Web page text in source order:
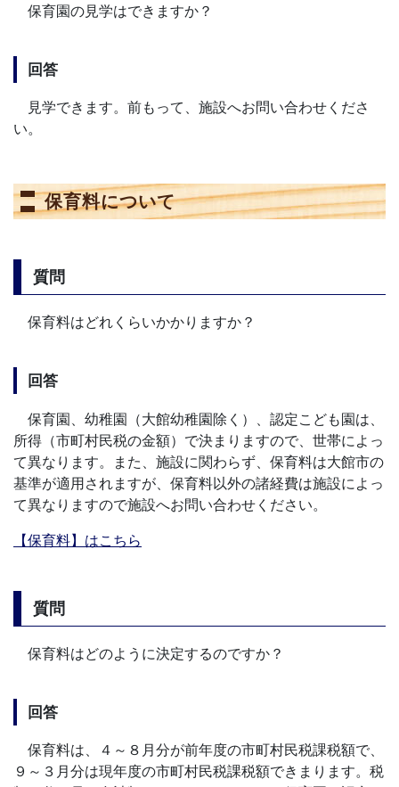
保育園の見学はできますか？
回答
見学できます。前もって、施設へお問い合わせくださ
い。
保育料について
質問
保育料はどれくらいかかりますか？
回答
保育園、幼稚園（大館幼稚園除く）、認定こども園は、
所得（市町村民税の金額）で決まりますので、世帯によっ
て異なります。また、施設に関わらず、保育料は大館市の
基準が適用されますが、保育料以外の諸経費は施設によっ
て異なりますので施設へお問い合わせください。
【保育料】はこちら
質問
保育料はどのように決定するのですか？
回答
保育料は、４～８月分が前年度の市町村民税課税額で、
９～３月分は現年度の市町村民税課税額できまります。税